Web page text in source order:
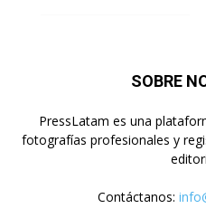
SOBRE
PressLatam es una
fotografías profesionales y
Contáctanos: